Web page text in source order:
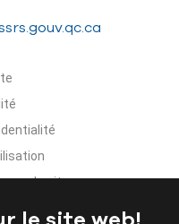
sur le site